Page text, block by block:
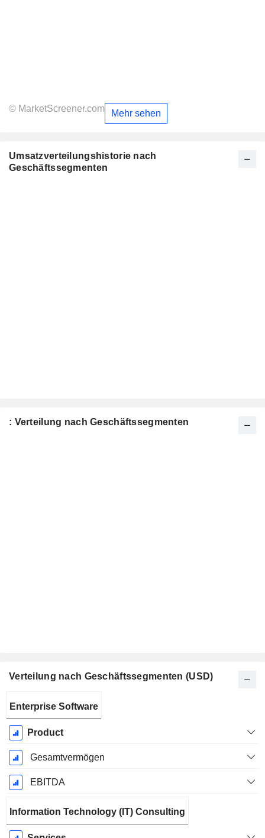
© MarketScreener.com Mehr sehen
Umsatzverteilungshistorie nach
Geschäftssegmenten
: Verteilung nach Geschäftssegmenten
Verteilung nach Geschäftssegmenten (USD)
Geschäftsjahres:
Dezember
Enterprise Software
Product
Gesamtvermögen
EBITDA
Information Technology (IT) Consulting